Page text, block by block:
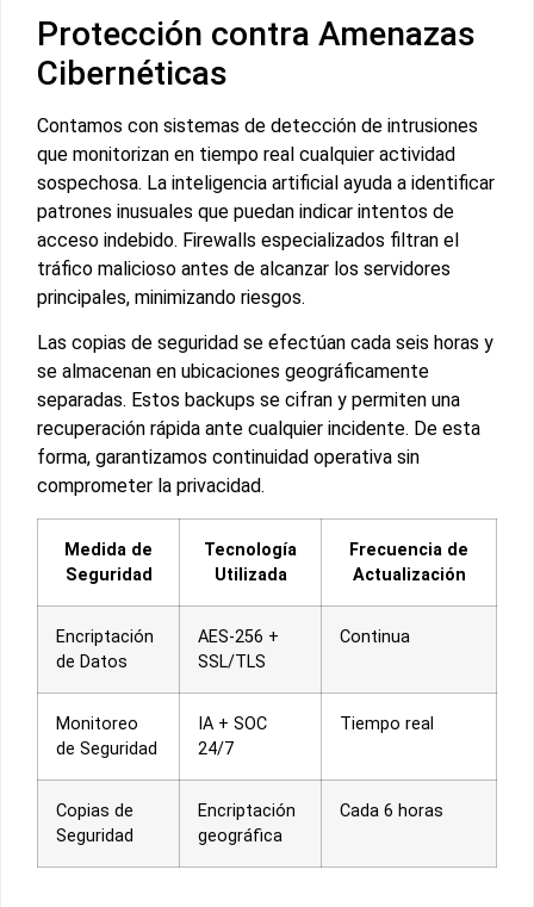
Protección contra Amenazas
Cibernéticas
Contamos con sistemas de detección de intrusiones
que monitorizan en tiempo real cualquier actividad
sospechosa. La inteligencia artificial ayuda a identificar
patrones inusuales que puedan indicar intentos de
acceso indebido. Firewalls especializados filtran el
tráfico malicioso antes de alcanzar los servidores
principales, minimizando riesgos.
Las copias de seguridad se efectúan cada seis horas y
se almacenan en ubicaciones geográficamente
separadas. Estos backups se cifran y permiten una
recuperación rápida ante cualquier incidente. De esta
forma, garantizamos continuidad operativa sin
comprometer la privacidad.
Medida de
Seguridad
Tecnología
Utilizada
Frecuencia de
Actualización
Encriptación
de Datos
AES-256 +
SSL/TLS
Continua
Monitoreo
de Seguridad
IA + SOC
24/7
Tiempo real
Copias de
Seguridad
Encriptación
geográfica
Cada 6 horas